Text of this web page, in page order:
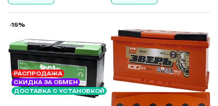
-15%
РАСПРОДАЖА
СКИДКА ЗА ОБМЕН
ДОСТАВКА С УСТАНОВКОЙ